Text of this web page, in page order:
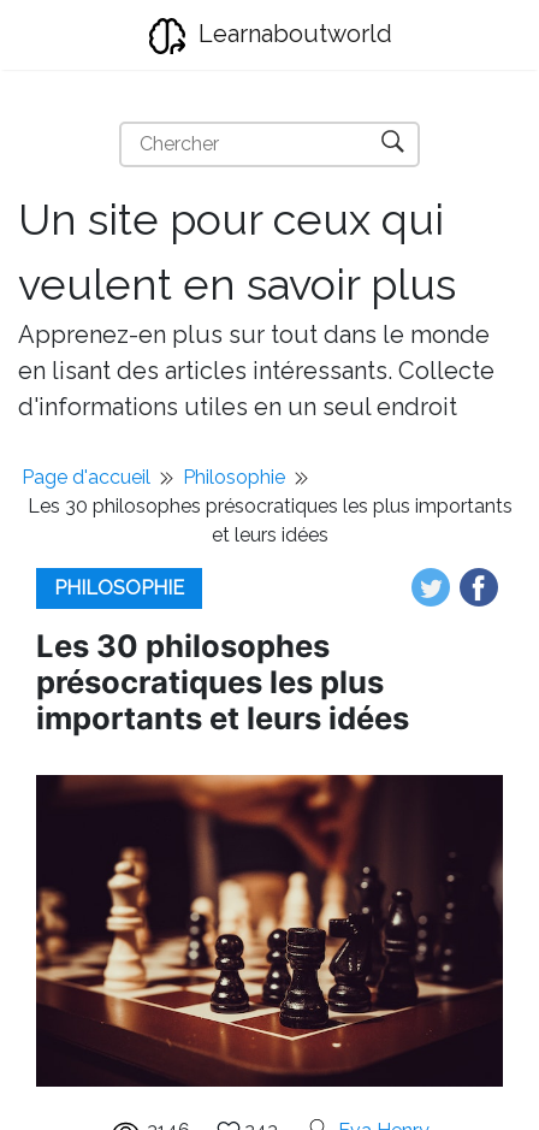
Learnaboutworld
Un site pour ceux qui
veulent en savoir plus
Apprenez-en plus sur tout dans le monde
en lisant des articles intéressants. Collecte
d'informations utiles en un seul endroit
Page d'accueil
Philosophie
Les 30 philosophes présocratiques les plus importants
et leurs idées
PHILOSOPHIE
Les 30 philosophes
présocratiques les plus
importants et leurs idées